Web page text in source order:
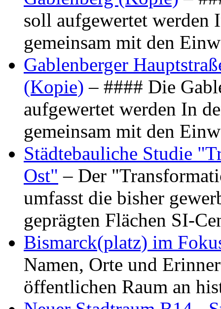
soll aufgewertet werden
gemeinsam mit den
Gablenberger
(Kopie) – #### Die
aufgewertet werden In
gemeinsam mit den
Städtebauliche Studie
Ost" – Der
umfasst die bisher
geprägten Flächen SI-
Bismarck(platz) im
Namen, Orte und
öffentlichen Raum an